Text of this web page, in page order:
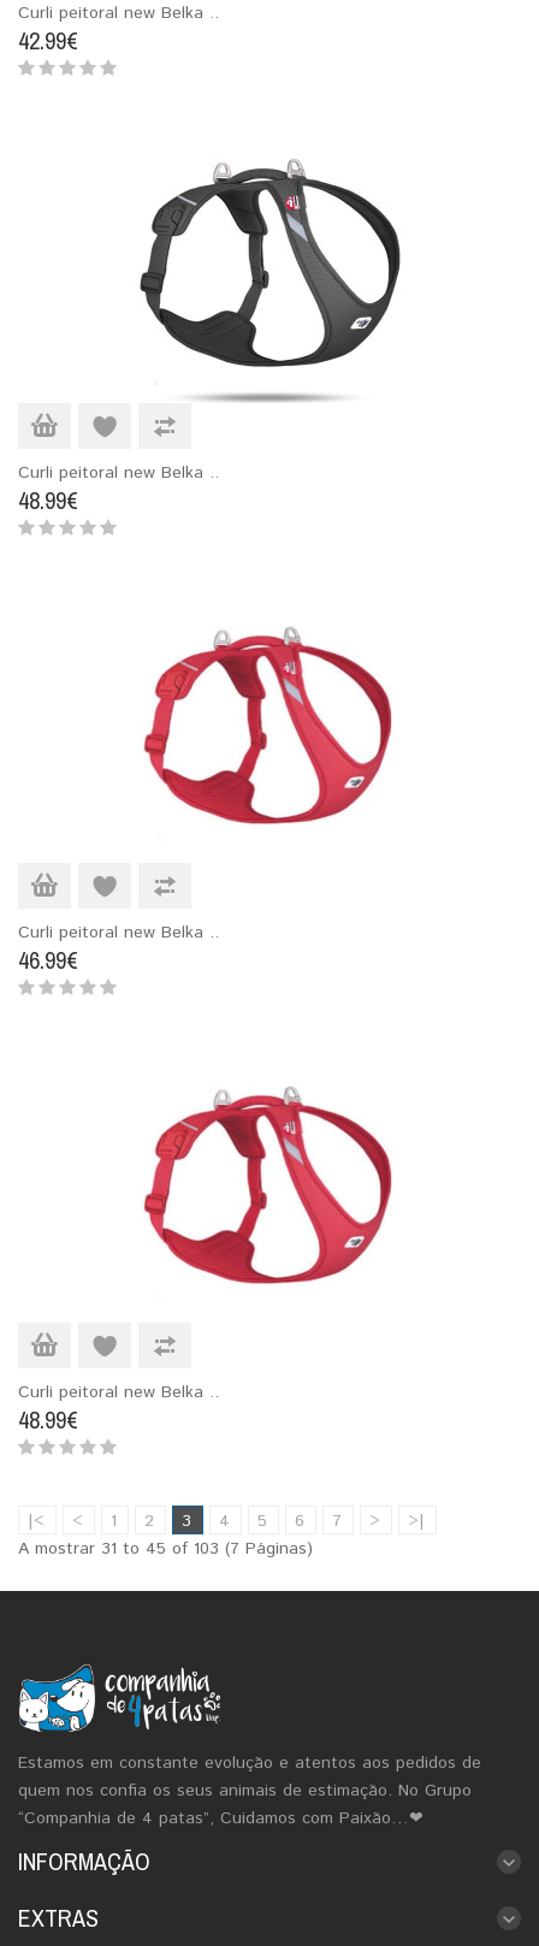
Curli peitoral new Belka ..
42.99€
Curli peitoral new Belka ..
48.99€
Curli peitoral new Belka ..
46.99€
Curli peitoral new Belka ..
48.99€
|< < 1 2 3 4 5 6 7 >
>|
A mostrar 31 to 45 of 103 (7 Páginas)
Estamos em constante evolução e atentos aos pedidos de
quem nos confia os seus animais de estimação. No Grupo
“Companhia de 4 patas”, Cuidamos com Paixão…❤
INFORMAÇÃO
EXTRAS